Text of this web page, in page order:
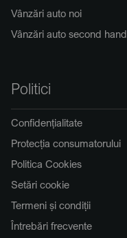
Vânzări auto noi
Vânzări auto second hand
Politici
Confidențialitate
Protecția consumatorului
Politica Cookies
Setări cookie
Termeni și condiții
Întrebări frecvente